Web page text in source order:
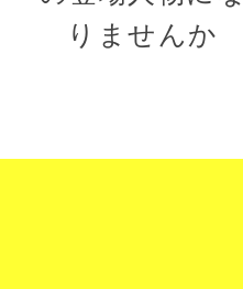
りませんか